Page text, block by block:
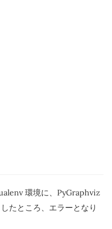
環境に、PyGraphviz
たところ、エラーとなり